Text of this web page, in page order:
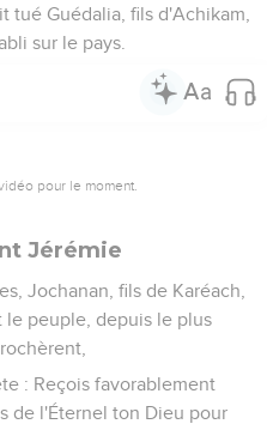
tué Guédalia, fils d'Achikam,
sur le pays.
pour le moment.
Jérémie
Jochanan, fils de Karéach,
le peuple, depuis le plus
: Reçois favorablement
de l'Éternel ton Dieu pour